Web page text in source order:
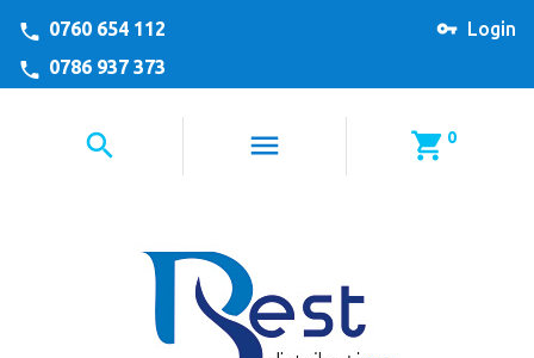
Login
0760 654 112
0786 937 373
0